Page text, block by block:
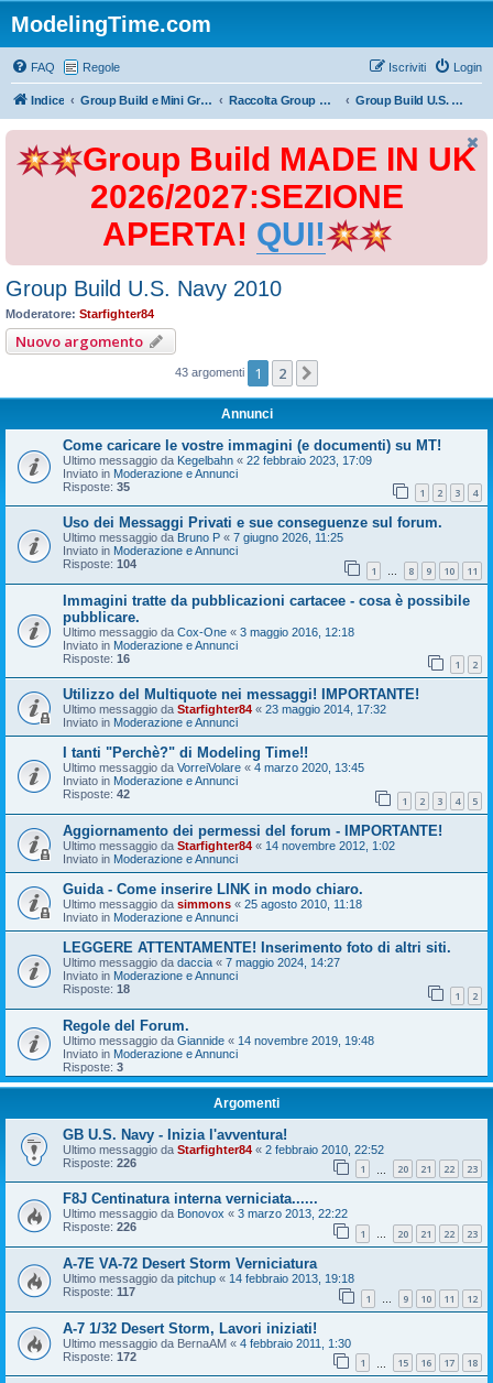
ModelingTime.com
FAQ Regole Login
Iscriviti
Indice Group Build e Mini Group Build Raccolta Group Build Group Build U.S. Navy 2010
Group Build MADE IN UK
2026/2027:SEZIONE
APERTA! QUI!
Group Build U.S. Navy 2010
Moderatore: Starfighter84
Nuovo argomento
43 argomenti 1 2
Annunci
Come caricare le vostre immagini (e documenti) su MT!
Ultimo messaggio da Kegelbahn « 22 febbraio 2023, 17:09
Inviato in Moderazione e Annunci
Risposte: 35 1 2 3 4
Uso dei Messaggi Privati e sue conseguenze sul forum.
Ultimo messaggio da Bruno P « 7 giugno 2026, 11:25
Inviato in Moderazione e Annunci
Risposte: 104 1 … 8 9 10 11
Immagini tratte da pubblicazioni cartacee - cosa è possibile
pubblicare.
Ultimo messaggio da Cox-One « 3 maggio 2016, 12:18
Inviato in Moderazione e Annunci
Risposte: 16 1 2
Utilizzo del Multiquote nei messaggi! IMPORTANTE!
Ultimo messaggio da Starfighter84 « 23 maggio 2014, 17:32
Inviato in Moderazione e Annunci
I tanti "Perchè?" di Modeling Time!!
Ultimo messaggio da VorreiVolare « 4 marzo 2020, 13:45
Inviato in Moderazione e Annunci
Risposte: 42 1 2 3 4 5
Aggiornamento dei permessi del forum - IMPORTANTE!
Ultimo messaggio da Starfighter84 « 14 novembre 2012, 1:02
Inviato in Moderazione e Annunci
Guida - Come inserire LINK in modo chiaro.
Ultimo messaggio da simmons « 25 agosto 2010, 11:18
Inviato in Moderazione e Annunci
LEGGERE ATTENTAMENTE! Inserimento foto di altri siti.
Ultimo messaggio da daccia « 7 maggio 2024, 14:27
Inviato in Moderazione e Annunci
Risposte: 18 1 2
Regole del Forum.
Ultimo messaggio da Giannide « 14 novembre 2019, 19:48
Inviato in Moderazione e Annunci
Risposte: 3
Argomenti
GB U.S. Navy - Inizia l'avventura!
Ultimo messaggio da Starfighter84 « 2 febbraio 2010, 22:52
Risposte: 226 1 20 21 22 23
F8J Centinatura interna verniciata......
Ultimo messaggio da Bonovox « 3 marzo 2013, 22:22
Risposte: 226 1 … 20 21 22 23
A-7E VA-72 Desert Storm Verniciatura
Ultimo messaggio da pitchup « 14 febbraio 2013, 19:18
Risposte: 117 1 … 9 10 11 12
A-7 1/32 Desert Storm, Lavori iniziati!
Ultimo messaggio da BernaAM « 4 febbraio 2011, 1:30
Risposte: 172 1 15 16 17 18